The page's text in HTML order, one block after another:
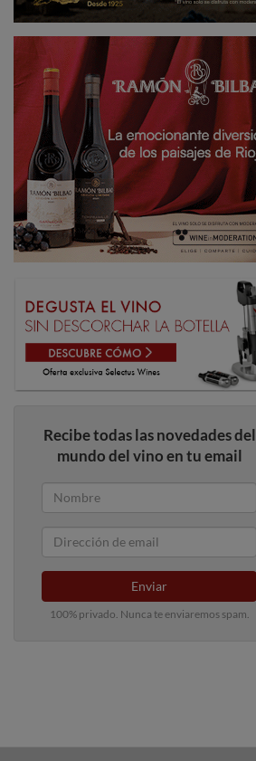
Recibe todas las novedades del
mundo del vino en tu email
Enviar
100% privado. Nunca te enviaremos spam.